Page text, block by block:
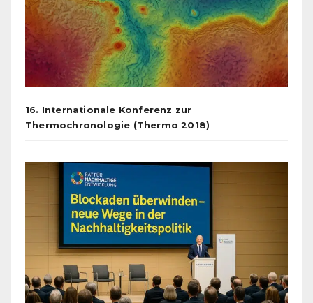
16. Internationale Konferenz zur
Thermochronologie (Thermo 2018)